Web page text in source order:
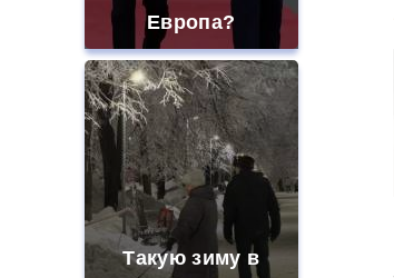
Европа?
Такую зиму в